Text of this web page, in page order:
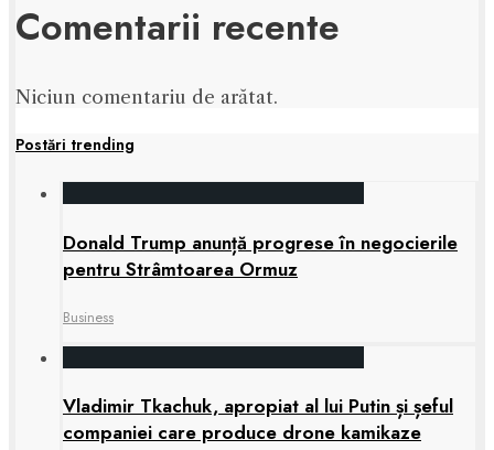
Comentarii recente
Niciun comentariu de arătat.
Postări trending
Donald Trump anunță progrese în negocierile
pentru Strâmtoarea Ormuz
Business
Vladimir Tkachuk, apropiat al lui Putin și șeful
companiei care produce drone kamikaze